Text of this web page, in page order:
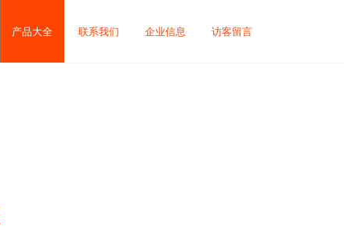
产品大全 联系我们 企业信息 访客留言